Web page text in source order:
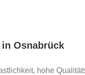
Osnabrück
hohe